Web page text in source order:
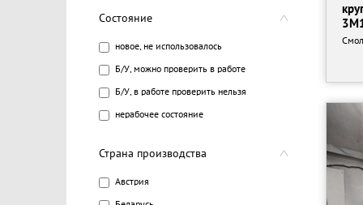
Состояние
новое, не использовалось
Б/У, можно проверить в работе
Б/У, в работе проверить нельзя
нерабочее состояние
Страна производства
Австрия